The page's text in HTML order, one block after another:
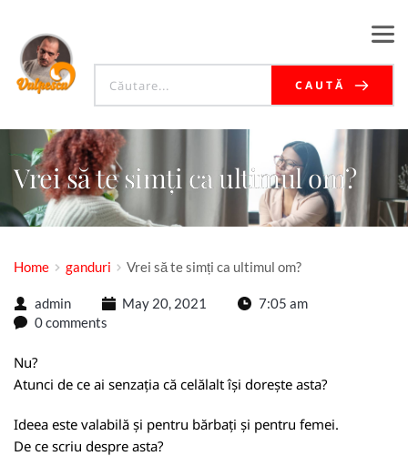
CAUTĂ
Vrei să te simți ca ultimul om?
Home ganduri Vrei să te simți ca ultimul om?
admin May 20, 2021
7:05 am
0 comments
Nu?
Atunci de ce ai senzația că celălalt își dorește asta?
Ideea este valabilă și pentru bărbați și pentru femei.
De ce scriu despre asta?